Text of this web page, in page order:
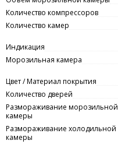
Количество компрессоров
Количество камер
Индикация
Морозильная камера
Цвет / Материал покрытия
Количество дверей
Размораживание морозильной
камеры
Размораживание холодильной
камеры